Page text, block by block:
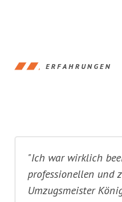
ERFAHRUNGEN
"Ich war wirklich
professionellen und
Umzugsmeister